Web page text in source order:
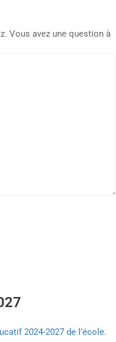
Vous avez une question à
2024-2027 de l’école.